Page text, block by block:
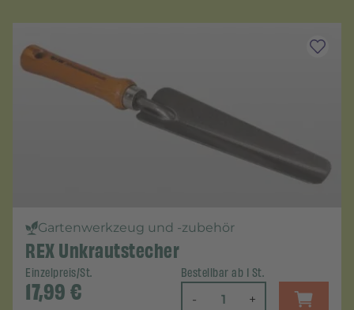
Gartenwerkzeug und -zubehör
REX Unkrautstecher
Einzelpreis/St.
17,99€
Bestellbar ab 1 St.
- +